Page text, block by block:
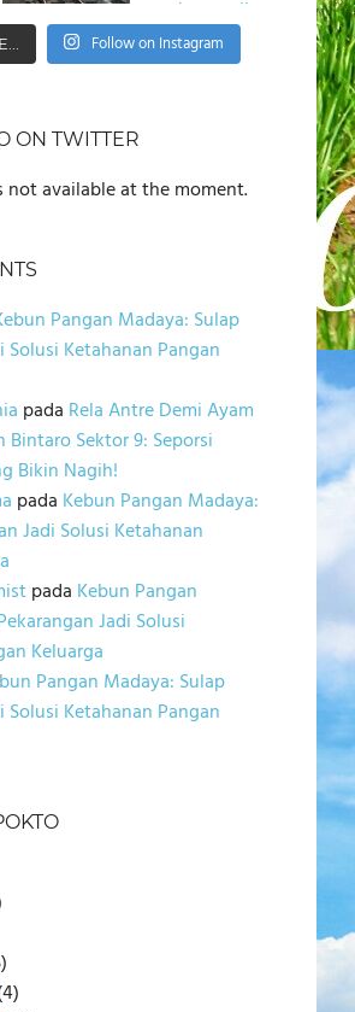
Follow on Instagram
ON TWITTER
not available at the moment.
Pangan Madaya: Sulap
Solusi Ketahanan Pangan
pada Rela Antre Demi Ayam
Bintaro Sektor 9: Seporsi
Bikin Nagih!
pada Kebun Pangan Madaya:
Jadi Solusi Ketahanan
pada Kebun Pangan
Jadi Solusi
Keluarga
Pangan Madaya: Sulap
Solusi Ketahanan Pangan